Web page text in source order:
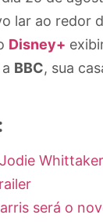
lar ao redor
Disney+
BBC, sua
será o